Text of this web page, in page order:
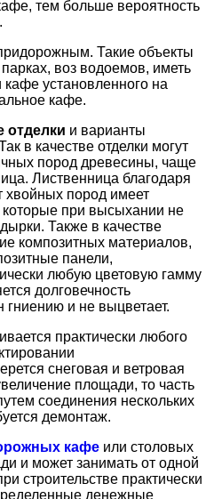
тем больше вероятность
Такие объекты
воз водоемов, иметь
установленного на
кафе.
отделки и варианты
в качестве отделки могут
пород древесины, чаще
Лиственница благодаря
хвойных пород имеет
которые при высыхании не
Также в качестве
композитных материалов,
панели,
любую цветовую гамму
долговечность
и не выцветает.
практически любого
снеговая и ветровая
площади, то часть
соединения нескольких
демонтаж.
кафе или столовых
и может занимать от одной
строительстве практически
денежные